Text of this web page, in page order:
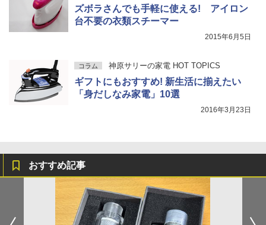
ズボラさんでも手軽に使える! アイロン
台不要の衣類スチーマー
2015年6月5日
コラム 神原サリーの家電 HOT TOPICS
ギフトにもおすすめ! 新生活に揃えたい
「身だしなみ家電」10選
2016年3月23日
おすすめ記事